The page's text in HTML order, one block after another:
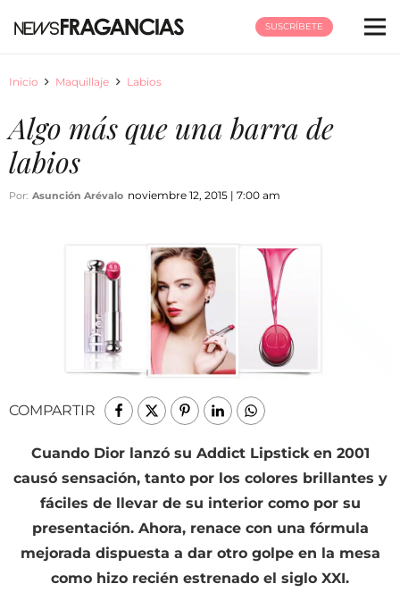
SUSCRÍBETE
Inicio Maquillaje Labios
Algo más que una barra de
labios
Por: Asunción Arévalo noviembre 12, 2015 | 7:00 am
COMPARTIR
Cuando Dior lanzó su Addict Lipstick en 2001
causó sensación, tanto por los colores brillantes y
fáciles de llevar de su interior como por su
presentación. Ahora, renace con una fórmula
mejorada dispuesta a dar otro golpe en la mesa
como hizo recién estrenado el siglo XXI.